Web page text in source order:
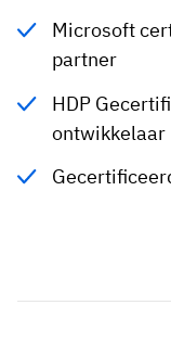
Microsoft
partner
HDP
ontwikkelaar